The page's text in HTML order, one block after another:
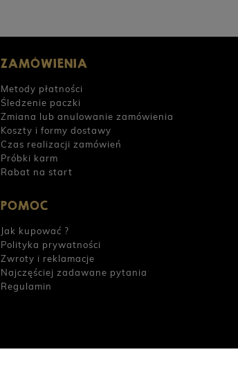
ZAMÓWIENIA
Metody płatności
Śledzenie paczki
Zmiana lub anulowanie zamówienia
Koszty i formy dostawy
Czas realizacji zamówień
Próbki karm
Rabat na start
POMOC
Jak kupować ?
Polityka prywatności
Zwroty i reklamacje
Najczęściej zadawane pytania
Regulamin